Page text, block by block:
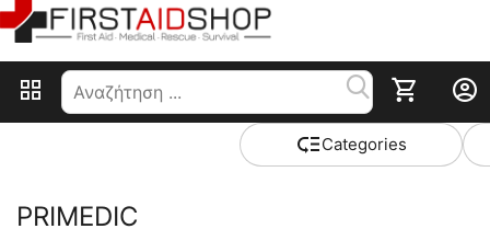
Сategories
PRIMEDIC